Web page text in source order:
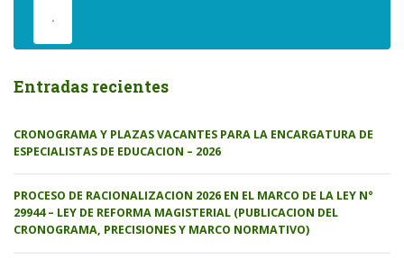
.
Entradas recientes
CRONOGRAMA Y PLAZAS VACANTES PARA LA ENCARGATURA DE
ESPECIALISTAS DE EDUCACION – 2026
PROCESO DE RACIONALIZACION 2026 EN EL MARCO DE LA LEY N°
29944 – LEY DE REFORMA MAGISTERIAL (PUBLICACION DEL
CRONOGRAMA, PRECISIONES Y MARCO NORMATIVO)